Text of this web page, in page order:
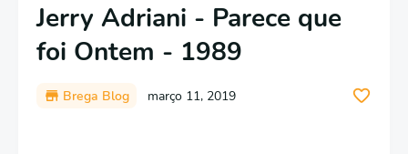
Jerry Adriani - Parece que
foi Ontem - 1989
Brega Blog março 11, 2019